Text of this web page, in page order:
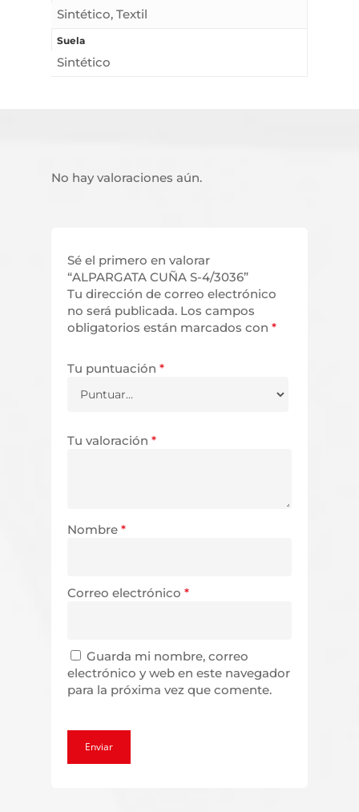
Sintético, Textil
Suela
Sintético
No hay valoraciones aún.
Sé el primero en valorar
“ALPARGATA CUÑA S-4/3036”
Tu dirección de correo electrónico
no será publicada. Los campos
obligatorios están marcados con *
Tu puntuación *
Tu valoración *
Nombre *
Correo electrónico *
Guarda mi nombre, correo
electrónico y web en este navegador
para la próxima vez que comente.